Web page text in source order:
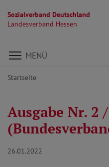
Sozialverband Deutschland
Landesverband Hessen
Direkt zu den Inhalten
MENÜ
Startseite
Ausgabe Nr. 2
26.01.2022